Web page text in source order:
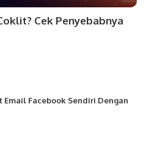
Cek Penyebabnya
Email Facebook Sendiri Dengan